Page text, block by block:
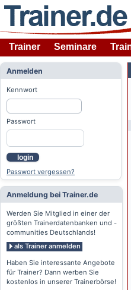
Trainer Seminare
Anmelden
Kennwort
Passwort
login
Passwort vergessen?
Anmeldung bei Trainer.de
Werden Sie Mitglied in einer der
größten Trainerdatenbanken und -
communities Deutschlands!
als Trainer anmelden
Haben Sie interessante Angebote
für Trainer? Dann werben Sie
kostenlos in unserer Trainerbörse!